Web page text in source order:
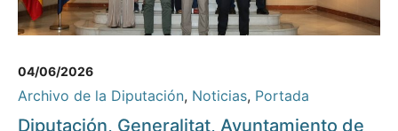
04/06/2026
Archivo de la Diputación, Noticias, Portada
Diputación, Generalitat, Ayuntamiento de